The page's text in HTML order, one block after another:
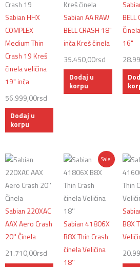
Sabian HHX
COMPLEX
Medium Thin
Crash 19 Kreš
činela veličina
19" inča
56.999,00rsd
Dodaj u
korpu
Sabian AA RAW
BELL CRASH 18"
inča Kreš činela
35.450,00rsd
Dodaj u
korpu
BELL
16"
Sabian 220XAC
AAX Aero Crash
20'' Činela
21.710,00rsd
Sabian 41806X
B8X Thin Crash
činela Veličina
18''
Sale!
Originalna
cena
je
bila:
24.999,00rsd.
Trenutna
B8X